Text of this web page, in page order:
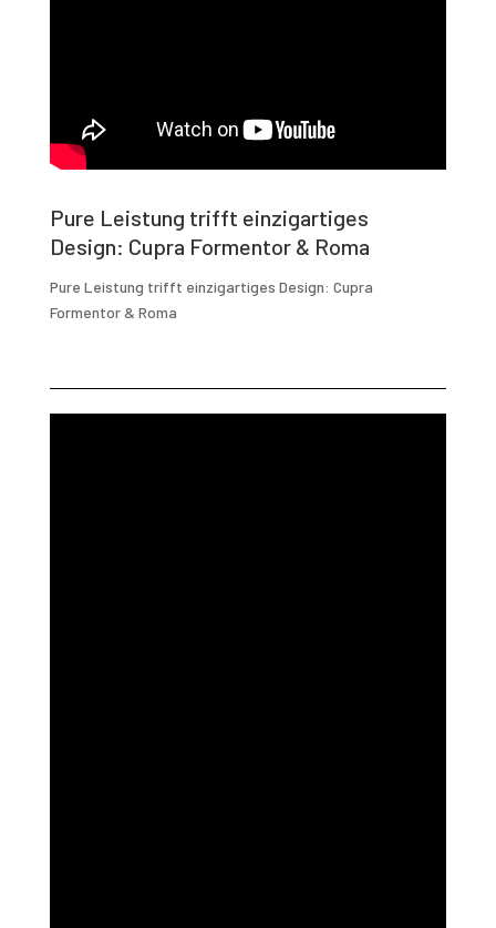
Pure Leistung trifft einzigartiges
Design: Cupra Formentor & Roma
Pure Leistung trifft einzigartiges Design: Cupra
Formentor & Roma